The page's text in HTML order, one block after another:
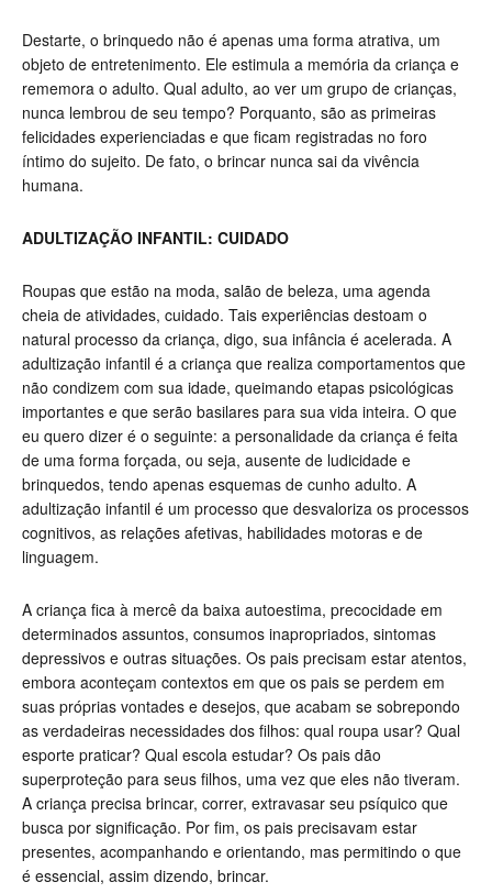
Destarte, o brinquedo não é apenas uma forma atrativa, um
objeto de entretenimento. Ele estimula a memória da criança e
rememora o adulto. Qual adulto, ao ver um grupo de crianças,
nunca lembrou de seu tempo? Porquanto, são as primeiras
felicidades experienciadas e que ficam registradas no foro
íntimo do sujeito. De fato, o brincar nunca sai da vivência
humana.
ADULTIZAÇÃO INFANTIL: CUIDADO
Roupas que estão na moda, salão de beleza, uma agenda
cheia de atividades, cuidado. Tais experiências destoam o
natural processo da criança, digo, sua infância é acelerada. A
adultização infantil é a criança que realiza comportamentos que
não condizem com sua idade, queimando etapas psicológicas
importantes e que serão basilares para sua vida inteira. O que
eu quero dizer é o seguinte: a personalidade da criança é feita
de uma forma forçada, ou seja, ausente de ludicidade e
brinquedos, tendo apenas esquemas de cunho adulto. A
adultização infantil é um processo que desvaloriza os processos
cognitivos, as relações afetivas, habilidades motoras e de
linguagem.
A criança fica à mercê da baixa autoestima, precocidade em
determinados assuntos, consumos inapropriados, sintomas
depressivos e outras situações. Os pais precisam estar atentos,
embora aconteçam contextos em que os pais se perdem em
suas próprias vontades e desejos, que acabam se sobrepondo
as verdadeiras necessidades dos filhos: qual roupa usar? Qual
esporte praticar? Qual escola estudar? Os pais dão
superproteção para seus filhos, uma vez que eles não tiveram.
A criança precisa brincar, correr, extravasar seu psíquico que
busca por significação. Por fim, os pais precisavam estar
presentes, acompanhando e orientando, mas permitindo o que
é essencial, assim dizendo, brincar.